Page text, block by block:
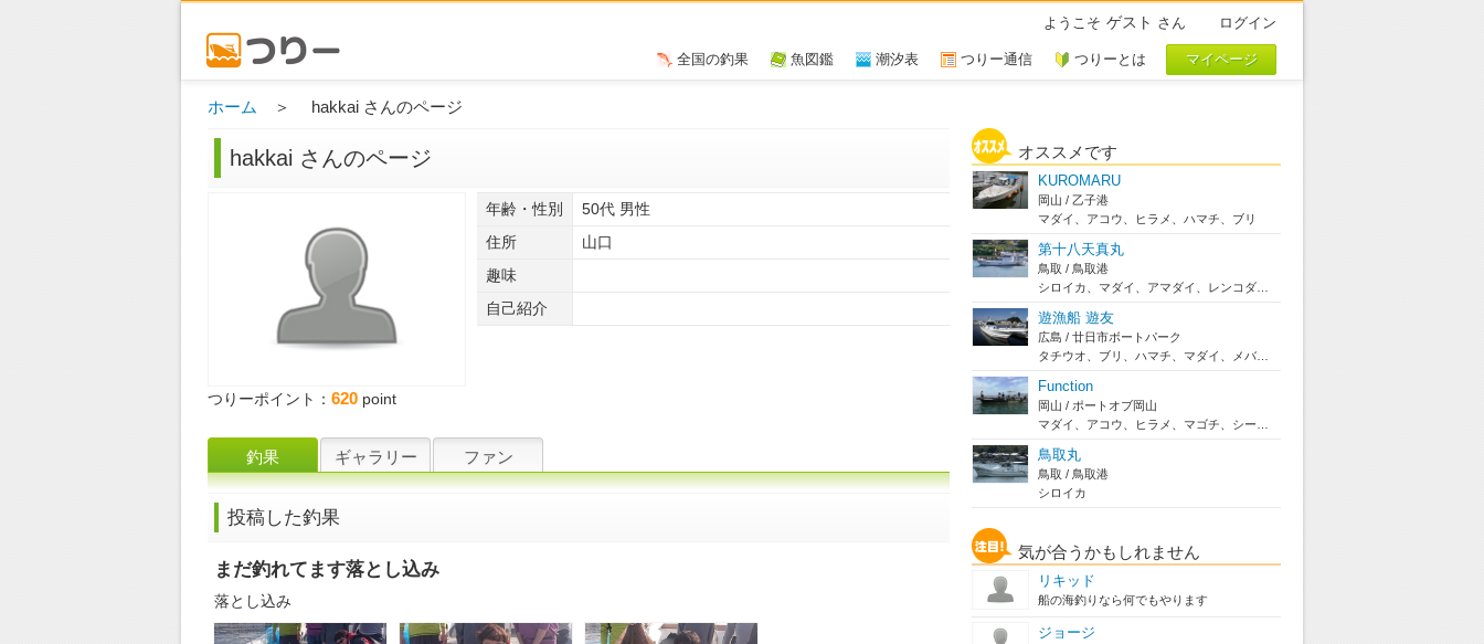
ようこそ ゲスト さん ログイン
つりーとは
つりー通信
潮汐表
魚図鑑
全国の釣果
ホーム ＞ hakkai さんのページ
hakkai さんのページ
つりーポイント： 620 point
年齢・性別
50代 男性
住所
山口
趣味
自己紹介
釣果 ギャラリー ファン
投稿した釣果
まだ釣れてます落とし込み
落とし込み
オススメです
KUROMARU
岡山 / 乙子港
マダイ、アコウ、ヒラメ、ハマチ、ブリ
第十八天真丸
鳥取 / 鳥取港
遊漁船 遊友
広島 / 廿日市ボートパーク
Function
岡山 / ポートオブ岡山
鳥取丸
鳥取 / 鳥取港
シロイカ
気が合うかもしれません
リキッド
船の海釣りなら何でもやります
ジョージ